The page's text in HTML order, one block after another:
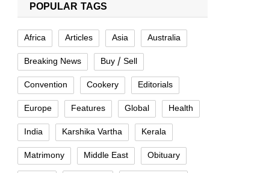
POPULAR TAGS
Africa Articles Asia Australia
Breaking News Buy / Sell
Convention Cookery Editorials
Europe Features Global Health
India Karshika Vartha Kerala
Matrimony Middle East Obituary